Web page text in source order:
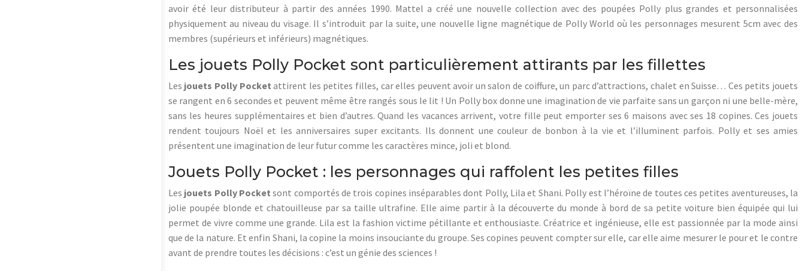
avoir été leur distributeur à partir des années 1990. Mattel a créé une nouvelle collection avec des poupées Polly plus grandes et personnalisées
physiquement au niveau du visage. Il s’introduit par la suite, une nouvelle ligne magnétique de Polly World où les personnages mesurent 5cm avec des
membres (supérieurs et inférieurs) magnétiques.
Les jouets Polly Pocket sont particulièrement attirants par les fillettes
Les jouets Polly Pocket attirent les petites filles, car elles peuvent avoir un salon de coiffure, un parc d’attractions, chalet en Suisse… Ces petits jouets
se rangent en 6 secondes et peuvent même être rangés sous le lit ! Un Polly box donne une imagination de vie parfaite sans un garçon ni une belle-mère,
sans les heures supplémentaires et bien d’autres. Quand les vacances arrivent, votre fille peut emporter ses 6 maisons avec ses 18 copines. Ces jouets
rendent toujours Noël et les anniversaires super excitants. Ils donnent une couleur de bonbon à la vie et l’illuminent parfois. Polly et ses amies
présentent une imagination de leur futur comme les caractères mince, joli et blond.
Jouets Polly Pocket : les personnages qui raffolent les petites filles
Les jouets Polly Pocket sont comportés de trois copines inséparables dont Polly, Lila et Shani. Polly est l’héroïne de toutes ces petites aventureuses, la
jolie poupée blonde et chatouilleuse par sa taille ultrafine. Elle aime partir à la découverte du monde à bord de sa petite voiture bien équipée qui lui
permet de vivre comme une grande. Lila est la fashion victime pétillante et enthousiaste. Créatrice et ingénieuse, elle est passionnée par la mode ainsi
que de la nature. Et enfin Shani, la copine la moins insouciante du groupe. Ses copines peuvent compter sur elle, car elle aime mesurer le pour et le contre
avant de prendre toutes les décisions : c’est un génie des sciences !